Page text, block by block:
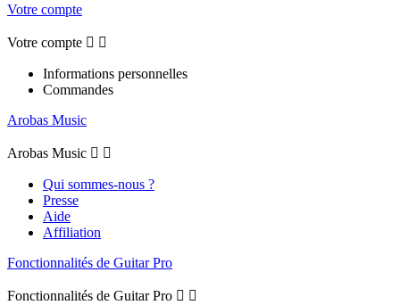
Votre compte
Votre compte  
Informations personnelles
Commandes
Arobas Music
Arobas Music  
Qui sommes-nous ?
Presse
Aide
Affiliation
Fonctionnalités de Guitar Pro
Fonctionnalités de Guitar Pro  